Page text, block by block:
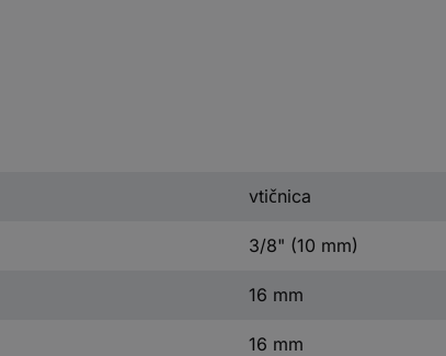
vtičnica
3/8" (10 mm)
16 mm
16 mm